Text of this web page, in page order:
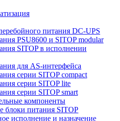
питания DC-UPS
PSU8600 и SITOP modular
SITOP в исполнении
для AS-интерфейса
серии SITOP compact
серии SITOP lite
серии SITOP smart
компоненты
блоки питания SITOP
исполнение и назначение